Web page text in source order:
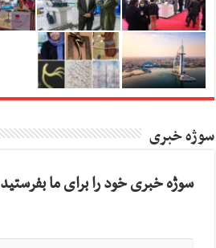
سوژه خبری
سوژه خبری خود را برای ما بفرستید